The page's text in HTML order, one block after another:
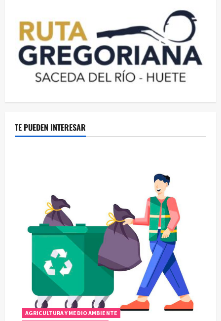
TE PUEDEN INTERESAR
AGRICULTURA Y MEDIO AMBIENTE